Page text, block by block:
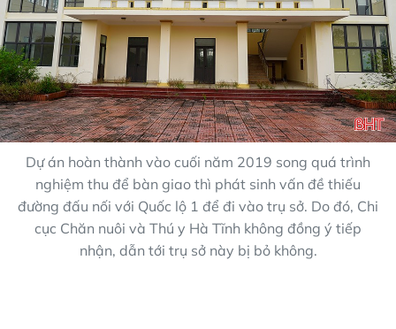
Dự án hoàn thành vào cuối năm 2019 song quá trình
nghiệm thu để bàn giao thì phát sinh vấn đề thiếu
đường đấu nối với Quốc lộ 1 để đi vào trụ sở. Do đó, Chi
cục Chăn nuôi và Thú y Hà Tĩnh không đồng ý tiếp
nhận, dẫn tới trụ sở này bị bỏ không.